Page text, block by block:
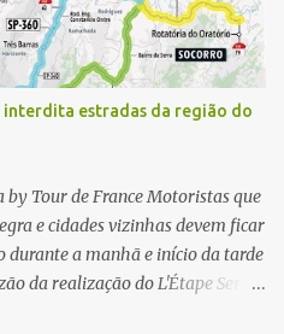
interdita estradas da região do
by Tour de France Motoristas que
e cidades vizinhas devem ficar
durante a manhã e início da tarde
da realização do L'Étape Serra